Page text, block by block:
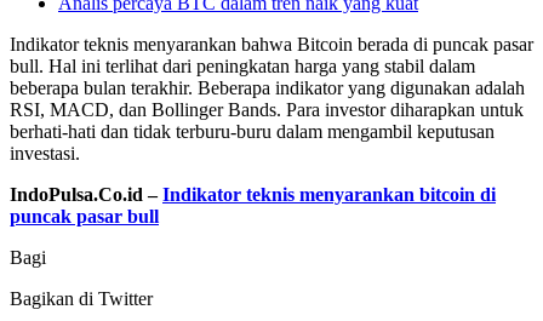
Indikator teknis menyarankan bahwa Bitcoin berada di puncak pasar
bull. Hal ini terlihat dari peningkatan harga yang stabil dalam
beberapa bulan terakhir. Beberapa indikator yang digunakan adalah
RSI, MACD, dan Bollinger Bands. Para investor diharapkan untuk
berhati-hati dan tidak terburu-buru dalam mengambil keputusan
investasi.
IndoPulsa.Co.id –Indikator teknis menyarankan bitcoin di
puncak pasar bull
Bagi
Bagikan di Twitter